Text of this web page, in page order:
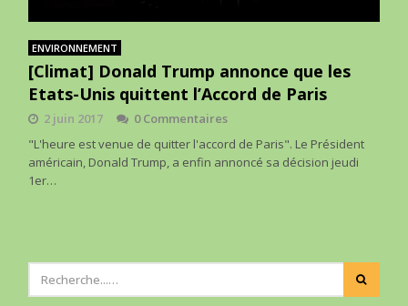
ENVIRONNEMENT
[Climat] Donald Trump annonce que les
Etats-Unis quittent l’Accord de Paris
2 juin 2017
0 Commentaires
"L'heure est venue de quitter l'accord de Paris". Le Président
américain, Donald Trump, a enfin annoncé sa décision jeudi
1er…